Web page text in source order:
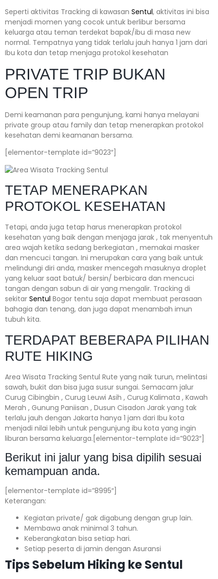
Seperti aktivitas Tracking di kawasan Sentul, aktivitas ini bisa
menjadi momen yang cocok untuk berlibur bersama
keluarga atau teman terdekat bapak/ibu di masa new
normal. Tempatnya yang tidak terlalu jauh hanya 1 jam dari
Ibu kota dan tetap menjaga protokol kesehatan
PRIVATE TRIP BUKAN
OPEN TRIP
Demi keamanan para pengunjung, kami hanya melayani
private group atau family dan tetap menerapkan protokol
kesehatan demi keamanan bersama.
[elementor-template id=”9023″]
TETAP MENERAPKAN
PROTOKOL KESEHATAN
Tetapi, anda juga tetap harus menerapkan protokol
kesehatan yang baik dengan menjaga jarak , tak menyentuh
area wajah ketika sedang berkegiatan , memakai masker
dan mencuci tangan. Ini merupakan cara yang baik untuk
melindungi diri anda, masker mencegah masuknya droplet
yang keluar saat batuk/ bersin/ berbicara dan mencuci
tangan dengan sabun di air yang mengalir. Tracking di
sekitar Sentul Bogor tentu saja dapat membuat perasaan
bahagia dan tenang, dan juga dapat menambah imun
tubuh kita.
TERDAPAT BEBERAPA PILIHAN
RUTE HIKING
Area Wisata Tracking Sentul Rute yang naik turun, melintasi
sawah, bukit dan bisa juga susur sungai. Semacam jalur
Curug Cibingbin , Curug Leuwi Asih , Curug Kalimata , Kawah
Merah , Gunung Paniisan , Dusun Cisadon Jarak yang tak
terlalu jauh dengan Jakarta hanya 1 jam dari Ibu kota
menjadi nilai lebih untuk pengunjung ibu kota yang ingin
liburan bersama keluarga.[elementor-template id=”9023″]
Berikut ini jalur yang bisa dipilih sesuai
kemampuan anda.
[elementor-template id=”8995″]
Keterangan:⁣⁣
Kegiatan private/ gak digabung dengan grup lain.
Membawa anak minimal 3 tahun.⁣⁣
Keberangkatan bisa setiap hari.⁣⁣
Setiap peserta di jamin dengan Asuransi ⁣⁣
Tips Sebelum Hiking ke Sentul